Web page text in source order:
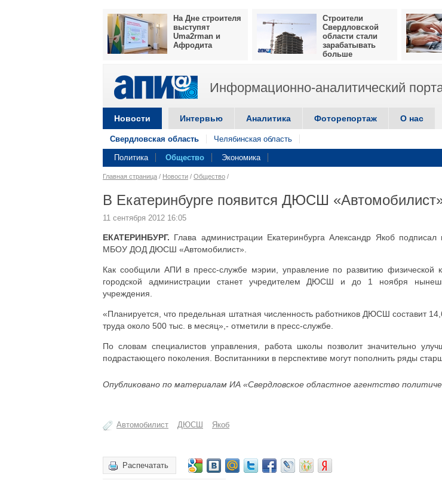
На Дне строителя
выступят
Uma2rman и
Афродита
Строители
Свердловской
области стали
зарабатывать
больше
Информационно-аналитический
Новости Интервью Аналитика Фоторепортаж О нас
Свердловская область Челябинская область
Политика Общество Экономика
Главная страница / Новости / Общество /
В Екатеринбурге появится ДЮСШ
11 сентября 2012 16:05
ЕКАТЕРИНБУРГ. Глава администрации Екатеринбурга Александр Якоб подписал
МБОУ ДОД ДЮСШ «Автомобилист».
Как сообщили АПИ в пресс-службе мэрии, управление по развитию физической
городской администрации станет учредителем ДЮСШ и до 1 ноября
учреждения.
«Планируется, что предельная штатная численность работников ДЮСШ составит
труда около 500 тыс. в месяц»,- отметили в пресс-службе.
По словам специалистов управления, работа школы позволит значительно
подрастающего поколения. Воспитанники в перспективе могут пополнить ряды
Опубликовано по материалам ИА «Свердловское областное агентство
Автомобилист ДЮСШ Якоб
Распечатать